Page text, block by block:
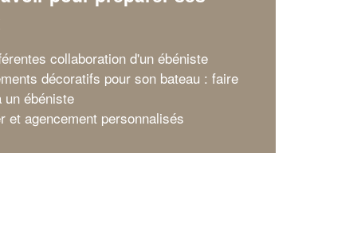
collaboration d'un ébéniste
décoratifs pour son bateau : faire
un ébéniste
et agencement personnalisés